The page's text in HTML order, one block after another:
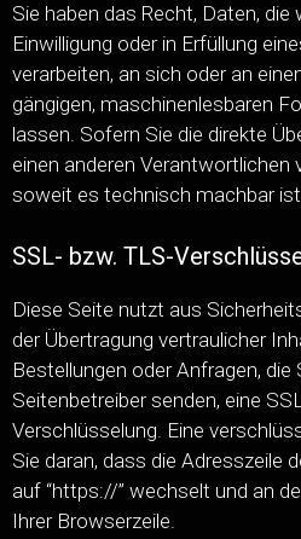
Sie haben das Recht, Daten, die
Einwilligung oder in Erfüllung
verarbeiten, an sich oder an
gängigen, maschinenlesbaren
lassen. Sofern Sie die direkte
einen anderen Verantwortlichen
soweit es technisch machbar
SSL- bzw. TLS-
Diese Seite nutzt aus
der Übertragung vertraulicher
Bestellungen oder Anfragen, die
Seitenbetreiber senden, eine
Verschlüsselung. Eine
Sie daran, dass die Adresszeile
auf “https://” wechselt und an
Ihrer Browserzeile.